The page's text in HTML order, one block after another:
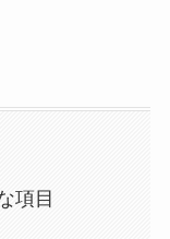
項目